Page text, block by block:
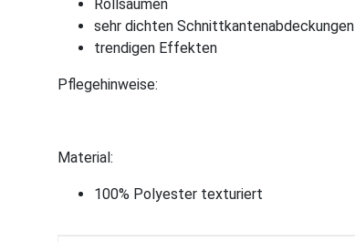
Rollsäumen
sehr dichten Schnittkantenabdeckungen
trendigen Effekten
Pflegehinweise:
Material:
100% Polyester texturiert